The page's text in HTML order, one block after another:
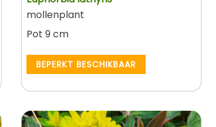
mollenplant
Pot 9 cm
BEPERKT BESCHIKBAAR